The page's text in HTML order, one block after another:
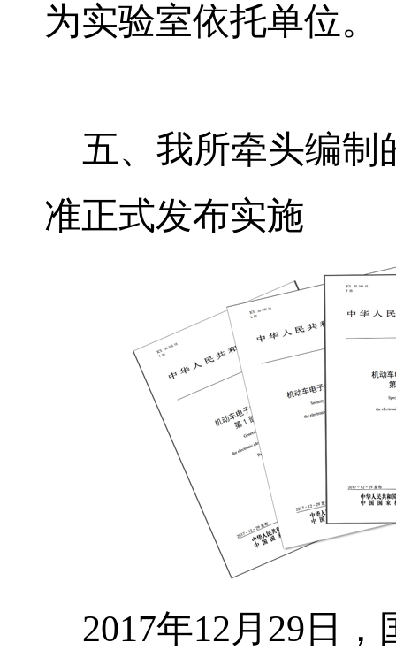
为实验室依托单位。
五、我所牵头编制
准正式发布实施
2017年12 月 29 日，